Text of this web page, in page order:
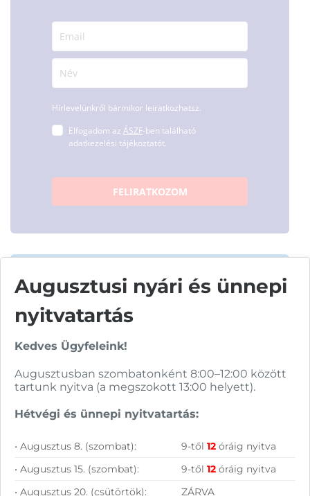
Hírlevelünkről bármikor leiratkozhatsz.
Elfogadom az ÁSZF-ben található
adatkezelési tájékoztatót.
FELIRATKOZOM
Vásárolj nálunk!
Nagy raktárkészlet
Garanciavállalás
Hűségprogram
50 000 Ft felett ingyenes szállítás
Szolgáltatásaink vállalkozásoknak
Augusztusi nyári és ünnepi
nyitvatartás
Kedves Ügyfeleink!
Augusztusban szombatonként 8:00–12:00 között
tartunk nyitva (a megszokott 13:00 helyett).
Hétvégi és ünnepi nyitvatartás:
• Augusztus 8. (szombat): 9-től12 óráig nyitva
• Augusztus 15. (szombat):
9-től12 óráig nyitva
• Augusztus 20. (csütörtök):
ZÁRVA